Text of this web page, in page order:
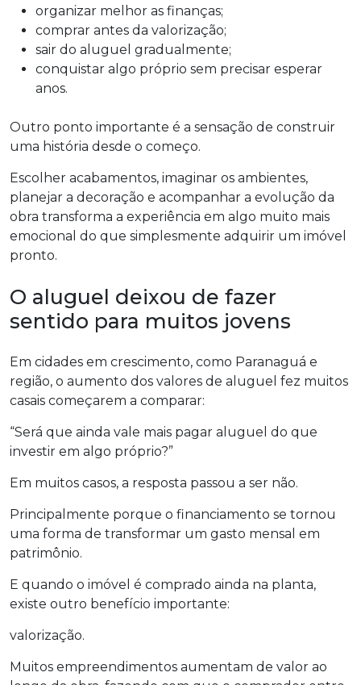
organizar melhor as finanças;
comprar antes da valorização;
sair do aluguel gradualmente;
conquistar algo próprio sem precisar esperar
anos.
Outro ponto importante é a sensação de construir
uma história desde o começo.
Escolher acabamentos, imaginar os ambientes,
planejar a decoração e acompanhar a evolução da
obra transforma a experiência em algo muito mais
emocional do que simplesmente adquirir um imóvel
pronto.
O aluguel deixou de fazer
sentido para muitos jovens
Em cidades em crescimento, como Paranaguá e
região, o aumento dos valores de aluguel fez muitos
casais começarem a comparar:
“Será que ainda vale mais pagar aluguel do que
investir em algo próprio?”
Em muitos casos, a resposta passou a ser não.
Principalmente porque o financiamento se tornou
uma forma de transformar um gasto mensal em
patrimônio.
E quando o imóvel é comprado ainda na planta,
existe outro benefício importante:
valorização.
Muitos empreendimentos aumentam de valor ao